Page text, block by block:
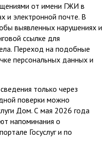
от имени ГЖИ в
и электронной почте. В
выявленных нарушениях и
ссылке для
Переход на подобные
персональных данных и
только через
поверки можно
Дом. С мая 2026 года
напоминания о
Госуслуг и по